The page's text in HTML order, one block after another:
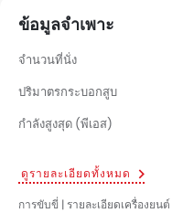
ข้อมูลจำเพาะ
จำนวนที่นั่ง
ปริมาตรกระบอกสูบ
กำลังสูงสุด (พีเอส)
ดูรายละเอียดทั้งหมด
การขับขี่ | รายละเอียดเครื่องยน